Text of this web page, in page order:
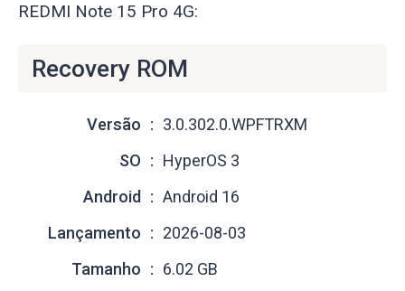
REDMI Note 15 Pro 4G:
Recovery ROM
Versão
3.0.302.0.WPFTRXM
SO
HyperOS 3
Android
Android 16
Lançamento
2026-08-03
Tamanho
6.02 GB